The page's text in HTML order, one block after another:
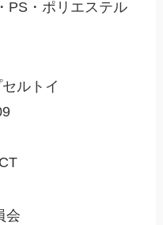
PS・ポリエステル
ルトイ
会